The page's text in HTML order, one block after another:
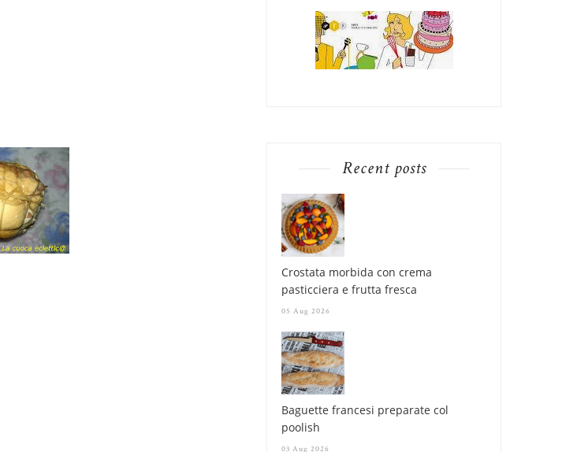
Recent posts
Crostata morbida con crema
pasticciera e frutta fresca
05 Aug 2026
Baguette francesi preparate col
poolish
03 Aug 2026